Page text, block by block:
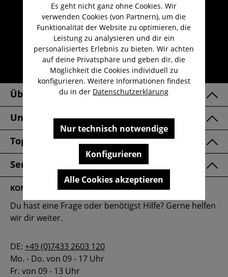
Umfangreicher Kundenservice
Kauf auf Rechnung
Kostenloser Versand ab 29,-€
Lieferzeit 1-3 Werktage
30 Tage kostenlose Retoure
Über Uns
Unsere Marken
Top Kategorien
Service & FAQ
KONTAKT
Du hast eine Frage oder benötigst Hilfe? Gerne helfen
wir dir weiter.
DE: +49 (0)7433 2603 120
Mo. - Do. von 09 - 17 Uhr
Fr. von 09 - 13 Uhr
Es geht nicht ganz ohne Cookies. Wir
verwenden Cookies (von Partnern), um die
Funktionalität der Website zu optimieren, die
Leistung zu analysieren und dir ein
personalisiertes Erlebnis zu bieten. Wir achten
auf deine Privatsphäre und geben dir, die
Möglichkeit die Cookies individuell zu
konfigurieren. Weitere Informationen findest
du in der Datenschutzerklärung
Nur technisch notwendige
Konfigurieren
Alle Cookies akzeptieren